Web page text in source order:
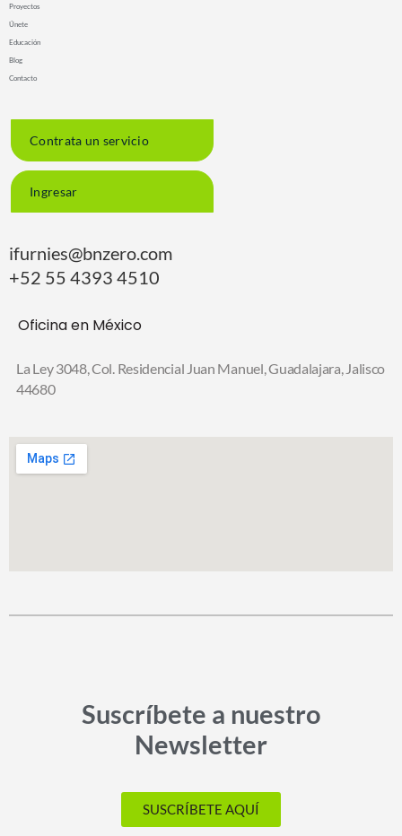
Proyectos
Únete
Educación
Blog
Contacto
Contrata un servicio
Ingresar
ifurnies@bnzero.com
+52 55 4393 4510
Oficina en México
La Ley 3048, Col. Residencial Juan Manuel,Guadalajara, Jalisco
44680
Suscríbete a nuestro
Newsletter
SUSCRÍBETE AQUÍ